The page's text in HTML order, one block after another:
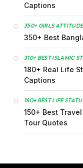
Captions
350+ GIRLS ATTITUDE
350+ Best Bangla
310+ BEST ISLAMIC
180+ Real Life
Captions
180+ BEST LIFE
150+ Best Travel
Tour Quotes